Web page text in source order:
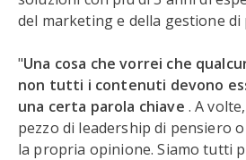
del marketing e della gestione
"Una cosa che vorrei che
non tutti i contenuti devono
una certa parola chiave . A
pezzo di leadership di pensiero
la propria opinione. Siamo tutti